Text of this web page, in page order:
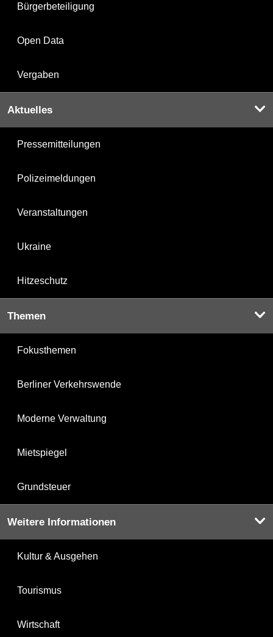
Bürgerbeteiligung
Open Data
Vergaben
Aktuelles
Pressemitteilungen
Polizeimeldungen
Veranstaltungen
Ukraine
Hitzeschutz
Themen
Fokusthemen
Berliner Verkehrswende
Moderne Verwaltung
Mietspiegel
Grundsteuer
Weitere Informationen
Kultur & Ausgehen
Tourismus
Wirtschaft